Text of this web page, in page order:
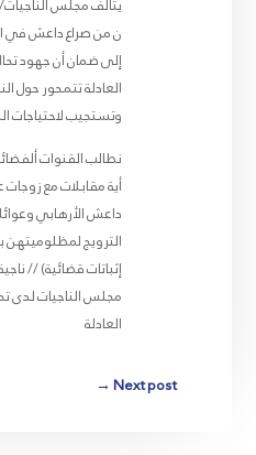
يتألف مجلس
ن من صراع داعش في
إلى ضمان أن جهود
العادلة تتمحور حول
وتستجيب لاحتياجات
نطالب القنوات
أية مقابلات مع
داعش الأرهابي
الترويج لمظلوميتهن
إثباتات قضائية) //
مجلس الناجيات لدى
العادلة
Next post
→